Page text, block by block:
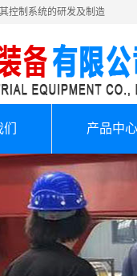
控制系统的研发及制造
产品中心